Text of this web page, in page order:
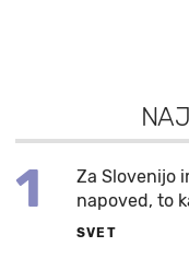
1
Za Slovenijo
napoved, to
SVET